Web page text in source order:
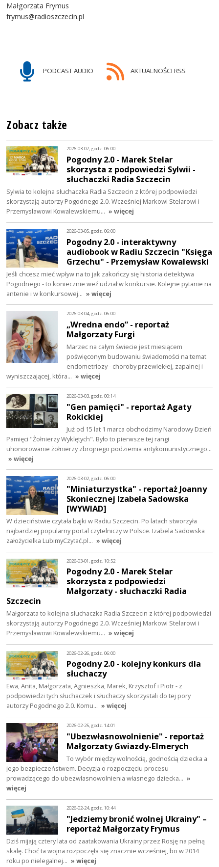
Małgorzata Frymus
frymus@radioszczecin.pl
PODCAST AUDIO AKTUALNOŚCI RSS
Zobacz także
2026-03-07, godz. 06:00
Pogodny 2.0 - Marek Stelar
skorzysta z podpowiedzi Sylwii -
słuchaczki Radia Szczecin
Sylwia to kolejna słuchaczka Radia Szczecin z której podpowiedzi
skorzystają autorzy Pogodnego 2.0. Wcześniej Markowi Stelarowi i
Przemysławowi Kowalewskiemu… » więcej
2026-03-05, godz. 06:00
Pogodny 2.0 - interaktywny
audiobook w Radiu Szczecin "Księga
Grzechu" - Przemysław Kowalewski
Jeśli chcesz mieć wpływ na to jak zakończy się historia detektywa
Pogodnego - to koniecznie weź udział w konkursie. Kolejne pytanie na
antenie i w konkursowej… » więcej
2026-03-04, godz. 06:00
„Wredna endo” - reportaż
Małgorzaty Furgi
Marzec na całym świecie jest miesiącem
poświęconym budowaniu świadomości na temat
endometriozy - choroby przewlekłej, zapalnej i
wyniszczającej, która… » więcej
2026-03-03, godz. 00:14
"Gen pamięci" - reportaż Agaty
Rokickiej
Już od 15 lat 1 marca obchodzimy Narodowy Dzień
Pamięci "Żołnierzy Wyklętych". Było to pierwsze tej rangi
uhonorowanie żołnierzy zbrojnego podziemia antykomunistycznego…
» więcej
2026-03-02, godz. 06:00
"Miniaturzystka" - reportaż Joanny
Skoniecznej Izabela Sadowska
[WYWIAD]
W dzieciństwie czytała bajki w Radiu Szczecin. Po latach stworzyła
najbardziej popularny portal czytelniczy w Polsce. Izabela Sadowska
założycielka LubimyCzytać.pl… » więcej
2026-03-01, godz. 10:52
Pogodny 2.0 - Marek Stelar
skorzysta z podpowiedzi
Małgorzaty - słuchaczki Radia
Szczecin
Małgorzata to kolejna słuchaczka Radia Szczecin z której podpowiedzi
skorzystają autorzy Pogodnego 2.0. Wcześniej Markowi Stelarowi i
Przemysławowi Kowalewskiemu… » więcej
2026-02-26, godz. 06:00
Pogodny 2.0 - kolejny konkurs dla
słuchaczy
Ewa, Anita, Małgorzata, Agnieszka, Marek, Krzysztof i Piotr - z
podpowiedzi tych słuchaczek i słuchaczy skorzystali do tej pory
autorzy Pogodnego 2.0. Komu… » więcej
2026-02-25, godz. 14:01
"Ubezwłasnowolnienie" - reportaż
Małgorzaty Gwiazdy-Elmerych
To wybór między wolnością, godnością dziecka a
jego bezpieczeństwem. Decyzja o rozpoczęciu procesu
prowadzącego do ubezwłasnowolnienia własnego dziecka… »
więcej
2026-02-24, godz. 10:44
"Jedziemy bronić wolnej Ukrainy" –
reportaż Małgorzaty Frymus
Dziś mijają cztery lata od zaatakowania Ukrainy przez Rosję na pełną
skalę. Choć ta wojna rozpoczęła się znacznie wcześniej, bo w 2014
roku po nielegalnej… » więcej